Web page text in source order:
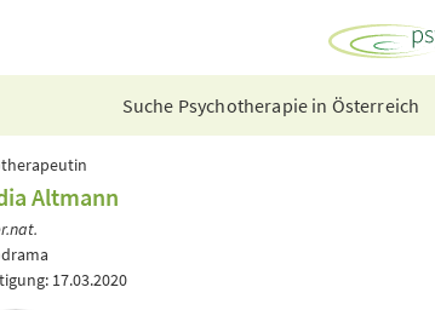
Suche Psychotherapie in Österreich
Altmann
17.03.2020